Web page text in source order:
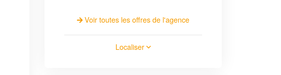
Voir toutes les offres de l'agence
Localiser